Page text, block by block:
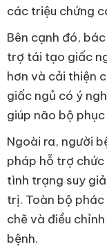
các triệu chứng
Bên cạnh đó,
trợ tái tạo giấc
hơn và cải thiện
giấc ngủ có ý
giúp não bộ
Ngoài ra, người
pháp hỗ trợ
tình trạng suy
trị. Toàn bộ
chẽ và điều
bệnh.